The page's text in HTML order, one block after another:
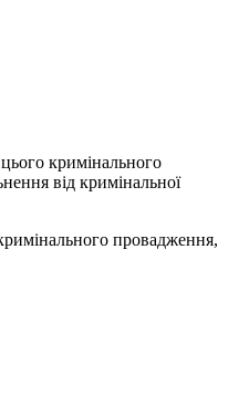
кримінального
від кримінальної
провадження,